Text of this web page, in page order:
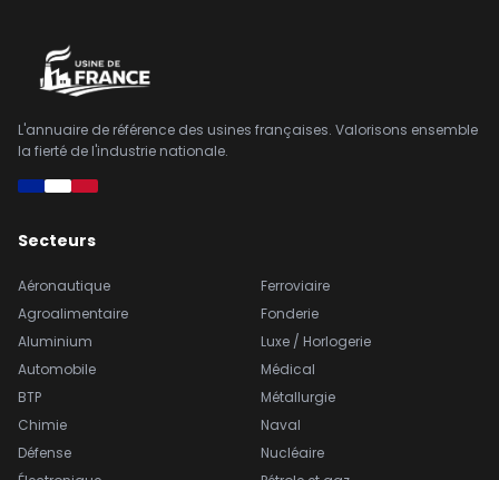
L'annuaire de référence des usines françaises. Valorisons ensemble
la fierté de l'industrie nationale.
Secteurs
Aéronautique
Agroalimentaire
Aluminium
Automobile
BTP
Chimie
Défense
Ferroviaire
Fonderie
Luxe / Horlogerie
Médical
Métallurgie
Naval
Nucléaire